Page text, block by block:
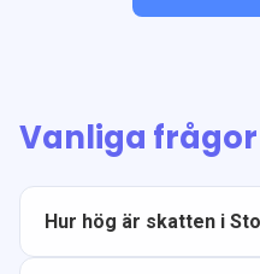
Vanliga frågor
Hur hög är skatten i